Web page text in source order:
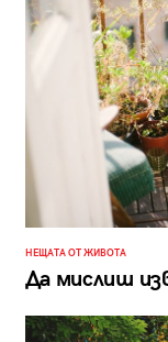
НЕЩАТА ОТ ЖИВОТА
Да мислиш